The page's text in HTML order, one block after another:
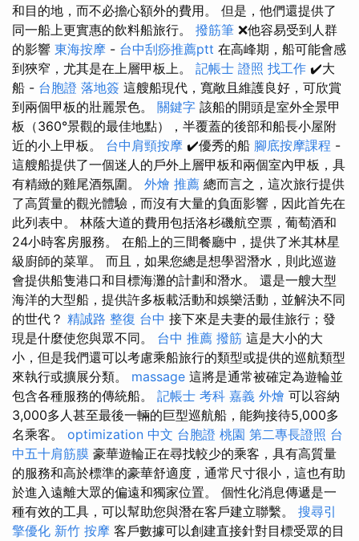
和目的地，而不必擔心額外的費用。 但是，他們還提供了
同一船上更實惠的飲料船旅行。 撥筋筆 ❌他容易受到人群
的影響 東海按摩 - 台中刮痧推薦ptt 在高峰期，船可能會感
到狹窄，尤其是在上層甲板上。 記帳士 證照 找工作 ✔️大
船 - 台胞證 落地簽 這艘船現代，寬敞且維護良好，可欣賞
到兩個甲板的壯麗景色。 關鍵字 該船的開頭是室外全景甲
板（360°景觀的最佳地點），半覆蓋的後部和船長小屋附
近的小上甲板。 台中肩頸按摩 ✔️優秀的船 腳底按摩課程 -
這艘船提供了一個迷人的戶外上層甲板和兩個室內甲板，具
有精緻的雞尾酒氛圍。 外燴 推薦 總而言之，這次旅行提供
了高質量的觀光體驗，而沒有大量的負面影響，因此首先在
此列表中。 林蔭大道的費用包括洛杉磯航空票，葡萄酒和
24小時客房服務。 在船上的三間餐廳中，提供了米其林星
級廚師的菜單。 而且，如果您總是想學習潛水，則此巡遊
會提供船隻港口和目標海灘的計劃和潛水。 還是一艘大型
海洋的大型船，提供許多板載活動和娛樂活動，並解決不同
的世代？ 精誠路 整復 台中 接下來是夫妻的最佳旅行；發
現是什麼使您與眾不同。 台中 推薦 撥筋 這是大小的大
小，但是我們還可以考慮乘船旅行的類型或提供的巡航類型
來執行或擴展分類。 massage 這將是通常被確定為遊輪並
包含各種服務的傳統船。 記帳士 考科 嘉義 外燴 可以容納
3,000多人甚至最後一輛的巨型巡航船，能夠接待5,000多
名乘客。 optimization 中文 台胞證 桃園 第二專長證照 台
中五十肩筋膜 豪華遊輪正在尋找較少的乘客，具有高質量
的服務和高於標準的豪華舒適度，通常尺寸很小，這也有助
於進入遠離大眾的偏遠和獨家位置。 個性化消息傳遞是一
種有效的工具，可以幫助您與潛在客戶建立聯繫。 搜尋引
擎優化 新竹 按摩 客戶數據可以創建直接針對目標受眾的目